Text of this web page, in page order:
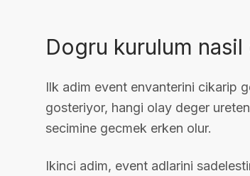
Dogru kurulum
Ilk adim event envanterini cikarip
gosteriyor, hangi olay deger
secimine gecmek erken olur.
Ikinci adim, event adlarini